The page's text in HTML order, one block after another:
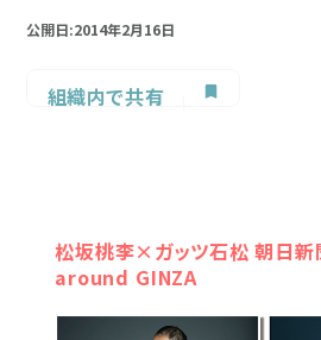
公開日:2014年2月16日
組織内で共有
松坂桃李×ガッツ石松 朝日新
around GINZA